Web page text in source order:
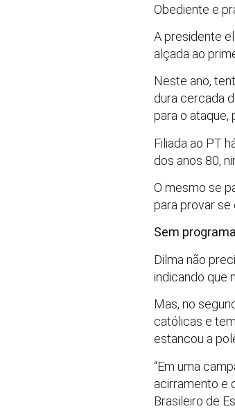
Obediente e
A presidente
alçada ao
Neste ano,
dura cercada
para o ataque,
Filiada ao PT
dos anos 80,
O mesmo se
para provar se
Sem programa
Dilma não
indicando que
Mas, no
católicas e
estancou a
“Em uma
acirramento e
Brasileiro de